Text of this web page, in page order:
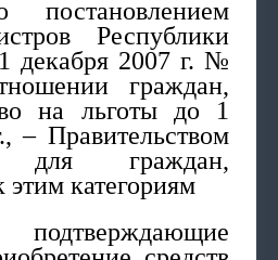
постановлением
Республики
декабря 2007 г. №
граждан,
на льготы до 1
– Правительством
граждан,
этим категориям